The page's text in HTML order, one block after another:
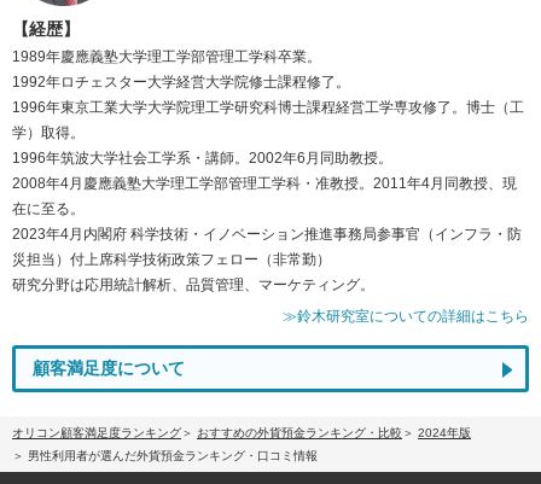
【経歴】
1989年慶應義塾大学理工学部管理工学科卒業。
1992年ロチェスター大学経営大学院修士課程修了。
1996年東京工業大学大学院理工学研究科博士課程経営工学専攻修了。博士（工
学）取得。
1996年筑波大学社会工学系・講師。2002年6月同助教授。
2008年4月慶應義塾大学理工学部管理工学科・准教授。2011年4月同教授、現
在に至る。
2023年4月内閣府 科学技術・イノベーション推進事務局参事官（インフラ・防
災担当）付上席科学技術政策フェロー（非常勤）
研究分野は応用統計解析、品質管理、マーケティング。
≫鈴木研究室についての詳細はこちら
顧客満足度について
オリコン顧客満足度ランキング おすすめの外貨預金ランキング・比較
2024年版
男性利用者が選んだ外貨預金ランキング・口コミ情報